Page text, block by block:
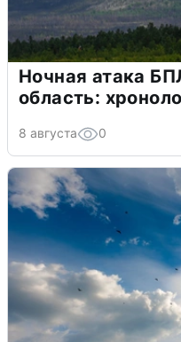
Ночная атака
область:
8 августа 0